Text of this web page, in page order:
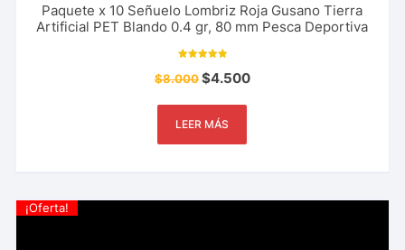
Paquete x 10 Señuelo Lombriz Roja Gusano Tierra
Artificial PET Blando 0.4 gr, 80 mm Pesca Deportiva
5.00
de 5
$8.000$4.500
LEER MÁS
¡Oferta!